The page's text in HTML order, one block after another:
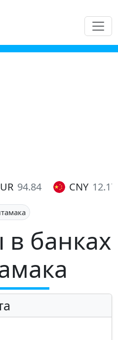
94.84 CNY 12.17
банках